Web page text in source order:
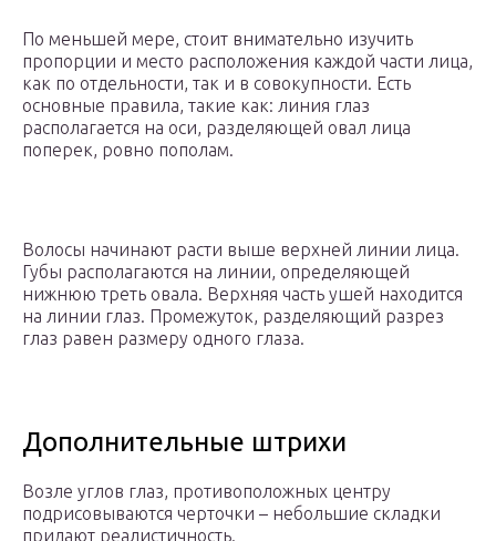
По меньшей мере, стоит внимательно изучить
пропорции и место расположения каждой части лица,
как по отдельности, так и в совокупности. Есть
основные правила, такие как: линия глаз
располагается на оси, разделяющей овал лица
поперек, ровно пополам.
Волосы начинают расти выше верхней линии лица.
Губы располагаются на линии, определяющей
нижнюю треть овала. Верхняя часть ушей находится
на линии глаз. Промежуток, разделяющий разрез
глаз равен размеру одного глаза.
Дополнительные штрихи
Возле углов глаз, противоположных центру
подрисовываются черточки – небольшие складки
придают реалистичность.